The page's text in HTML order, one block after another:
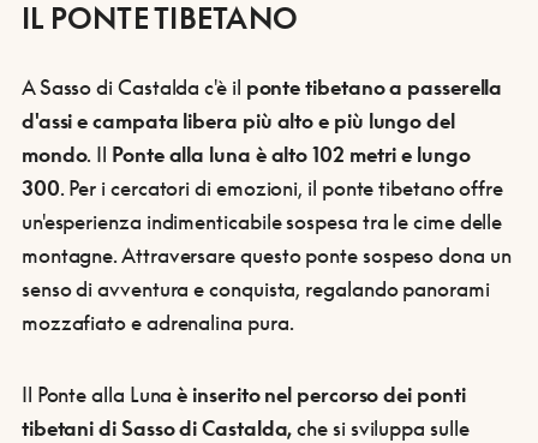
IL PONTE TIBETANO
A Sasso di Castalda c'è il ponte tibetano a passerella
d'assi e campata libera più alto e più lungo del
mondo. Il Ponte alla luna è alto 102 metri e lungo
300. Per i cercatori di emozioni, il ponte tibetano offre
un'esperienza indimenticabile sospesa tra le cime delle
montagne. Attraversare questo ponte sospeso dona un
senso di avventura e conquista, regalando panorami
mozzafiato e adrenalina pura.
Il Ponte alla Lunaè inserito nel percorso dei ponti
tibetani di Sasso di Castalda,che si sviluppa sulle